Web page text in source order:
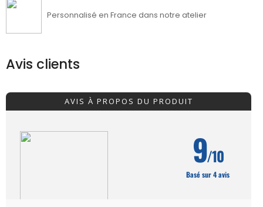
Personnalisé en France dans notre atelier
Avis clients
AVIS À PROPOS DU PRODUIT
9/10
Basé sur 4 avis